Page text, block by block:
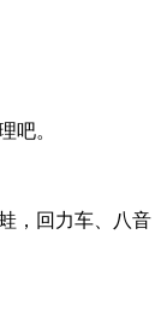
吧。
，回力车、八音